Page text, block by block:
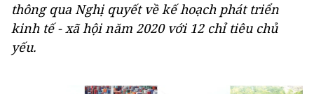
thông qua Nghị quyết về kế hoạch phát triển
kinh tế - xã hội năm 2020 với 12 chỉ tiêu chủ
yếu.